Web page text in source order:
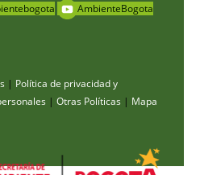
AmbienteBogota
| Política de privacidad y
| Otras Políticas | Mapa